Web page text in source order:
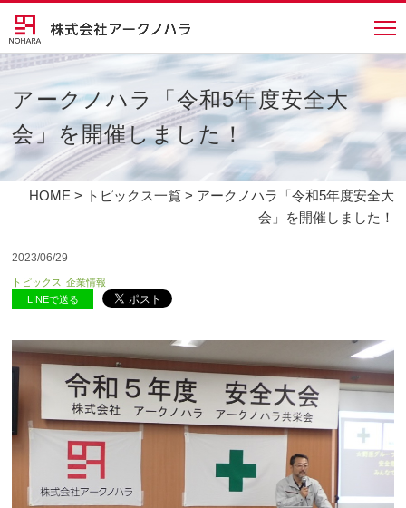
アークノハラ「令和5年度安全大
会」を開催しました！
HOME > トピックス一覧 > アークノハラ「令和5年度安全大
会」を開催しました！
2023/06/29
トピックス
企業情報
LINEで送る